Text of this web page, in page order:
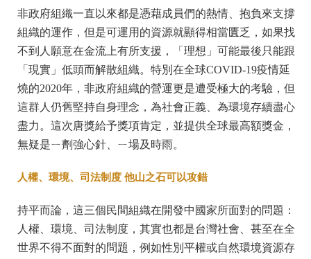
非政府組織一直以來都是憑藉成員們的熱情、抱負來支撐
組織的運作，但是可運用的資源就顯得相當匱乏，如果找
不到人願意在金流上有所支援，「理想」可能最後只能跟
「現實」低頭而解散組織。特別在全球COVID-19疫情延
燒的2020年，非政府組織的營運更是遭受極大的考驗，但
這群人仍舊堅持自身理念，為社會正義、為環境存續盡心
盡力。這次唐獎給予獎項肯定，並提供全球最高額獎金，
無疑是ㄧ劑強心針、ㄧ場及時雨。
人權、環境、司法制度 他山之石可以攻錯
持平而論，這三個民間組織在開發中國家所面對的問題：
人權、環境、司法制度，其實也都是台灣社會、甚至在全
世界不得不面對的問題，例如性別平權或自然環境資源存